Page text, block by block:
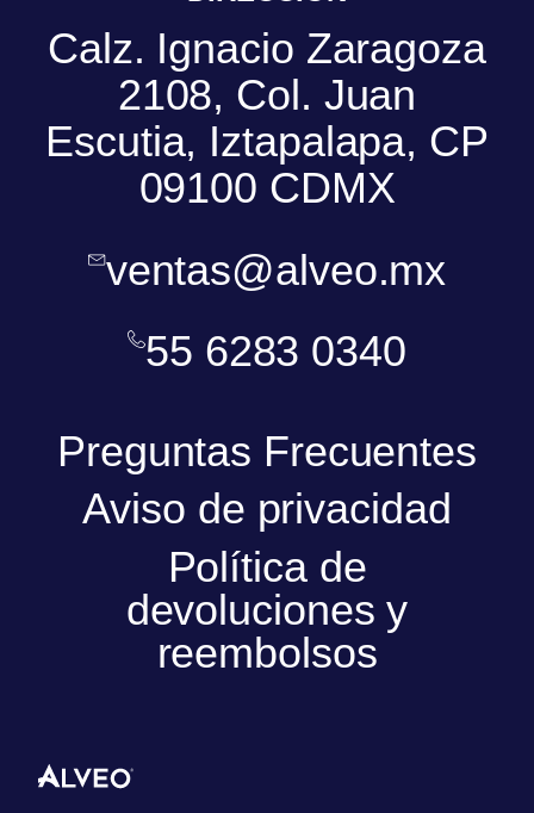
Calz. Ignacio Zaragoza
2108, Col. Juan
Escutia, Iztapalapa, CP
09100 CDMX
ventas@alveo.mx
55 6283 0340
Preguntas Frecuentes
Aviso de privacidad
Política de
devoluciones y
reembolsos